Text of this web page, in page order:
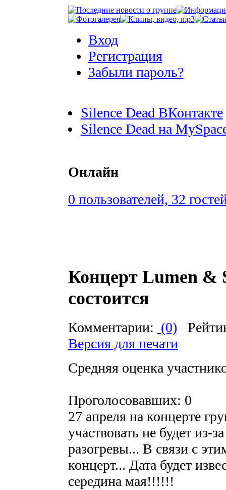
Вход
Регистрация
Забыли пароль?
Silence Dead ВКонтакте
Silence Dead на
Онлайн
0 пользователей, 32
Концерт Lumen &
состоится
Комментарии: (0)
Версия для печати
Средняя оценка
Проголосовавших: 0
27 апреля на концерте
участвовать не будет из-
разогревы... В связи с
концерт... Дата будет
середина мая!!!!!!